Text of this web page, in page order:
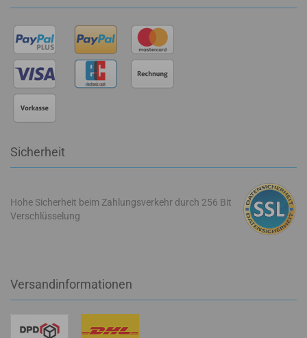
Sicherheit
Hohe Sicherheit beim Zahlungsverkehr durch 256 Bit
Verschlüsselung
Versandinformationen